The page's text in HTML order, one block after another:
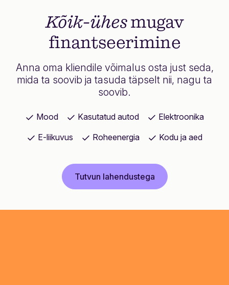
Kõik-ühes mugav
finantseerimine
Anna oma kliendile võimalus osta just seda,
mida ta soovib ja tasuda täpselt nii, nagu ta
soovib.
Mood Kasutatud autod
Elektroonika
E-liikuvus
Roheenergia Kodu ja aed
Tutvun lahendustega